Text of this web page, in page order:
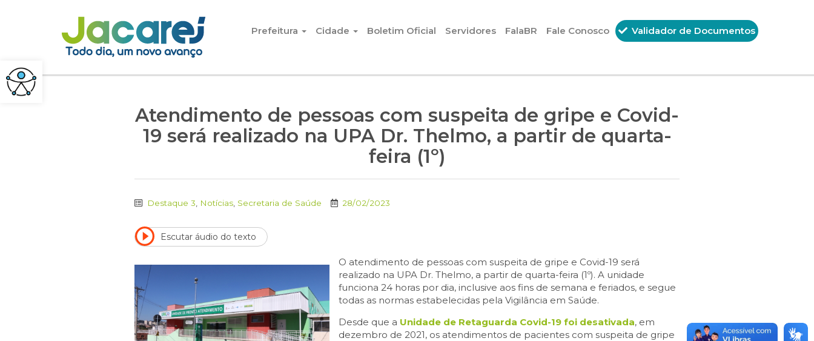
Pular para o conteúdo
Prefeitura
Cidade Boletim Oficial Servidores FalaBR Fale Conosco Validador de Documentos
Atendimento de pessoas com suspeita de gripe e Covid-
19 será realizado na UPA Dr. Thelmo, a partir de quarta-
feira (1º)
Destaque 3 Notícias Secretaria de Saúde 28/02/2023
Escutar áudio do texto
O atendimento de pessoas com suspeita de gripe e Covid-19 será
realizado na UPA Dr. Thelmo, a partir de quarta-feira (1º). A unidade
funciona 24 horas por dia, inclusive aos fins de semana e feriados, e segue
todas as normas estabelecidas pela Vigilância em Saúde.
Desde que a Unidade de Retaguarda Covid-19 foi desativada, em
dezembro de 2021, os atendimentos de pacientes com suspeita de gripe